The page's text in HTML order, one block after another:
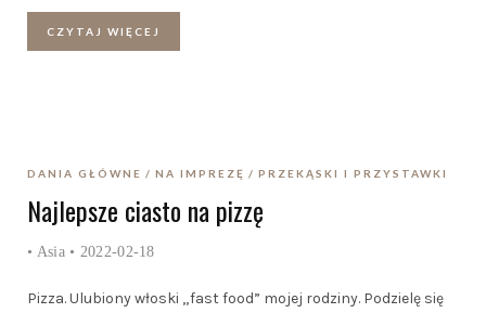
CZYTAJ WIĘCEJ
DANIA GŁÓWNE NA IMPREZĘ PRZEKĄSKI I PRZYSTAWKI
Najlepsze ciasto na pizzę
• Asia • 2022-02-18
Pizza. Ulubiony włoski „fast food” mojej rodziny. Podzielę się